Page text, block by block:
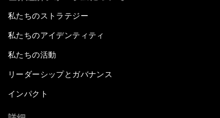
私たちのストラテジー
私たちのアイデンティティ
私たちの活動
リーダーシップとガバナンス
インパクト